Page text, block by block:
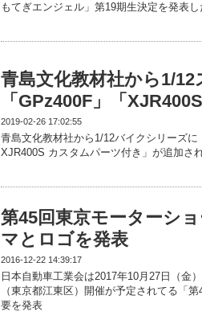
もてぎエンジェル」第19期生決定を発表し
青島文化教材社から1/12
「GPz400F」「
2019-02-26 17:02:55
青島文化教材社から1/12バイクシリーズ
XJR400S カスタムパーツ付き」が追加さ
第45回東京モーターシ
マとロゴを発表
2016-12-22 14:39:17
日本自動車工業会は2017年10月27日（金
（東京都江東区）開催が予定されてる「
要を発表